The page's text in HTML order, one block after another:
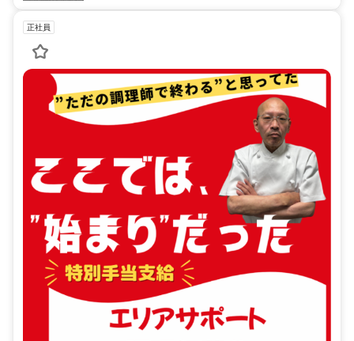
正社員